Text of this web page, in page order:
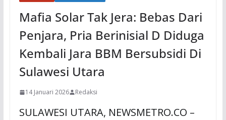
Mafia Solar Tak Jera: Bebas Dari
Penjara, Pria Berinisial D Diduga
Kembali Jara BBM Bersubsidi Di
Sulawesi Utara
14 Januari 2026 Redaksi
SULAWESI UTARA, NEWSMETRO.CO –